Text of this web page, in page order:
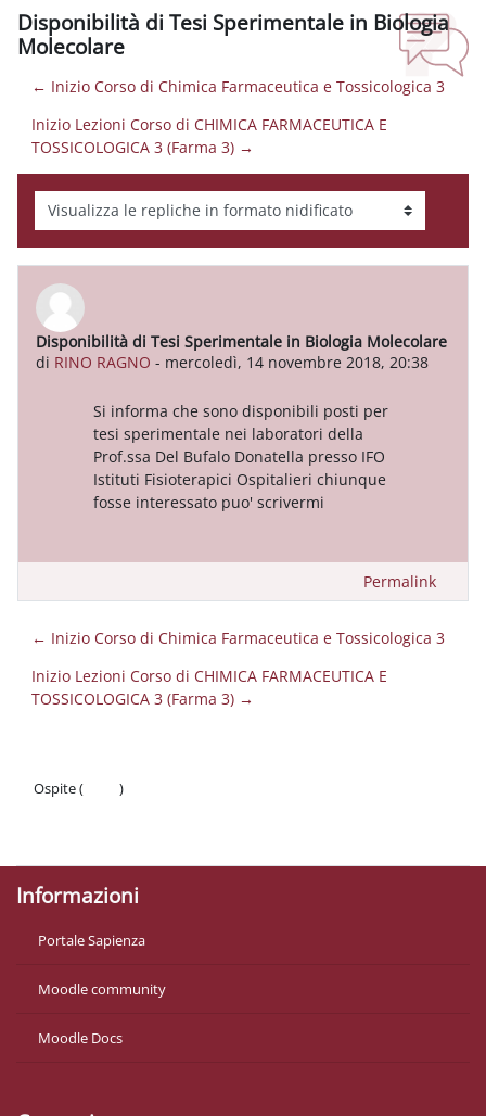
Disponibilità di Tesi Sperimentale in Biologia
Molecolare
← Inizio Corso di Chimica Farmaceutica e Tossicologica 3
Inizio Lezioni Corso di CHIMICA FARMACEUTICA E
TOSSICOLOGICA 3 (Farma 3) →
Modalità visualizzazione
Disponibilità di Tesi Sperimentale in Biologia Molecolare
di RINO RAGNO - mercoledì, 14 novembre 2018, 20:38
Numero di risposte: 0
Si informa che sono disponibili posti per
tesi sperimentale nei laboratori della
Prof.ssa Del Bufalo Donatella presso IFO
Istituti Fisioterapici Ospitalieri chiunque
fosse interessato puo' scrivermi
Permalink
← Inizio Corso di Chimica Farmaceutica e Tossicologica 3
Inizio Lezioni Corso di CHIMICA FARMACEUTICA E
TOSSICOLOGICA 3 (Farma 3) →
Ospite (
)
Informazioni
Portale Sapienza
Moodle community
Moodle Docs